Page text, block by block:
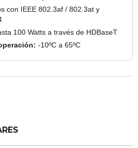
con IEEE 802.3af / 802.3at y
100 Watts a través de HDBaseT
-10ºC a 65ºC